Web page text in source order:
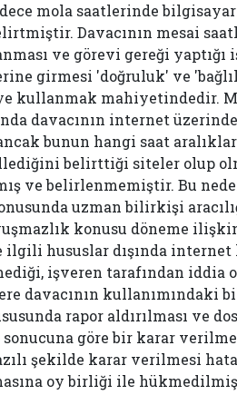
mola saatlerinde
Davacının mesai
ve görevi gereği
girmesi 'doğruluk' ve
kullanmak mahiyetindedir.
davacının internet
bunun hangi saat
belirttiği siteler olup
ve belirlenmemiştir. Bu
uzman bilirkişi
konusu döneme
hususlar dışında
işveren tarafından iddia
davacının kullanımındaki
rapor aldırılması ve
göre bir karar
şekilde karar verilmesi
oy birliği ile